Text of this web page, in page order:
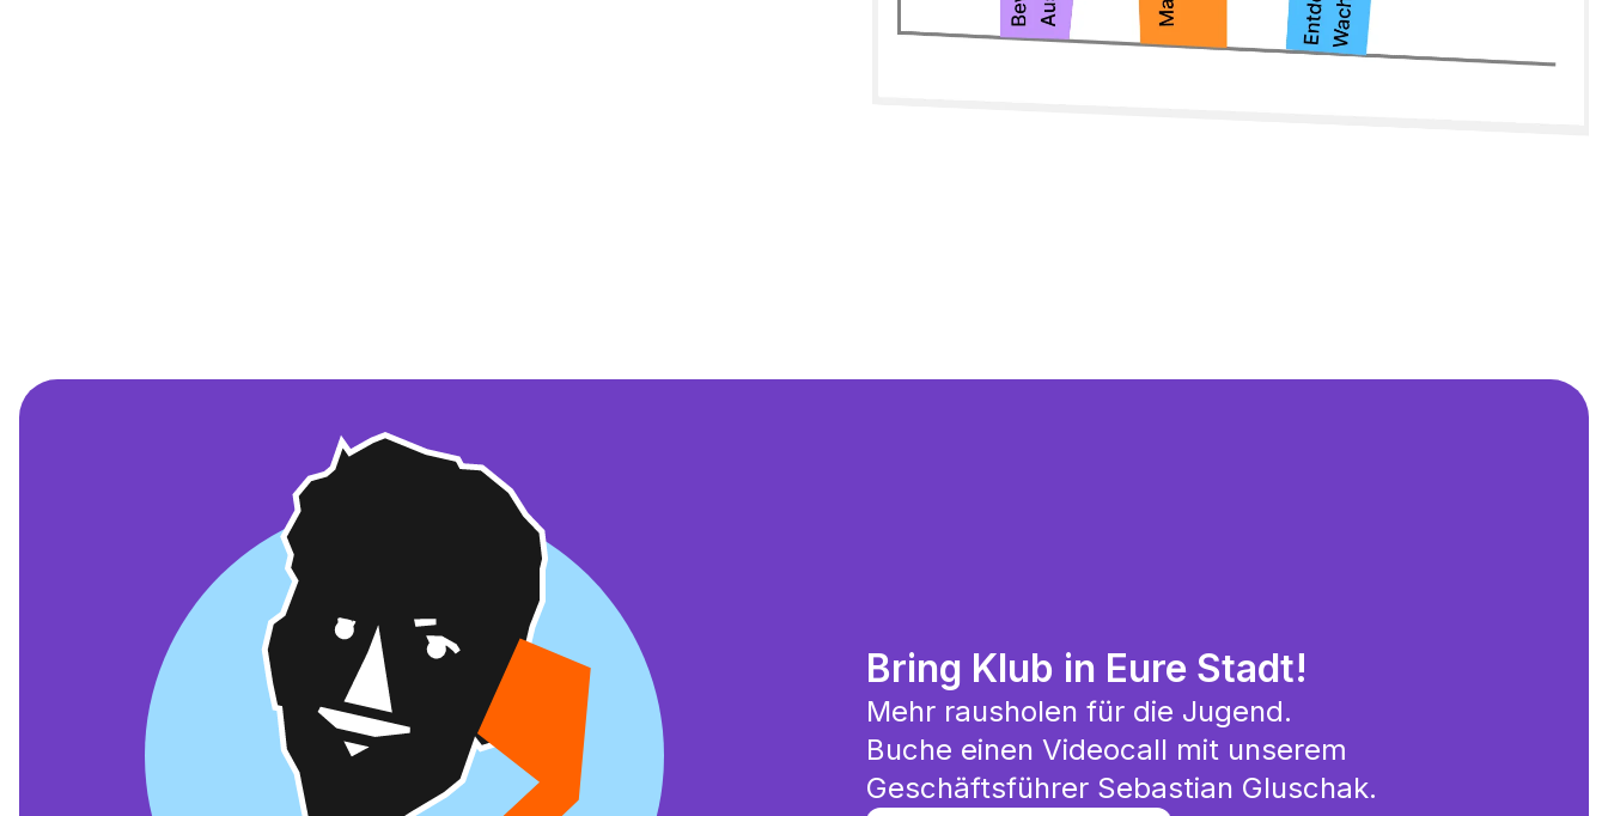
Bring Klub in Eure Stadt!
Mehr rausholen für die Jugend.
Buche einen Videocall mit unserem
Geschäftsführer Sebastian Gluschak️.